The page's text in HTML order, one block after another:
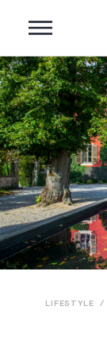
LIFESTYLE /